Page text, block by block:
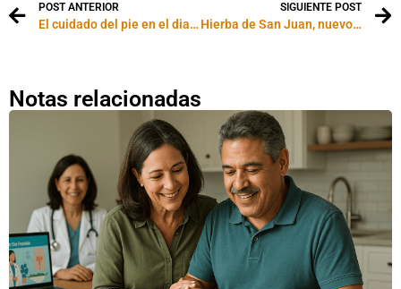
POST ANTERIOR
El cuidado del pie en el diabético
SIGUIENTE POST
Hierba de San Juan, nuevo arma contra la depresión
Notas relacionadas